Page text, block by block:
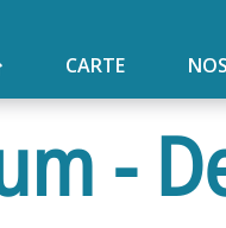
CARTE
-